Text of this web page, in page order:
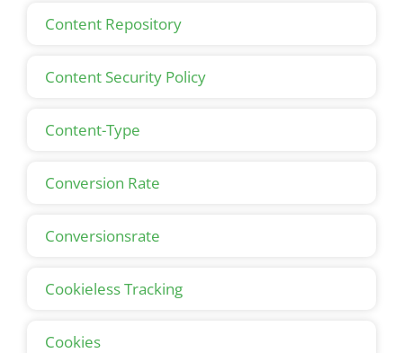
Content Repository
Content Security Policy
Content-Type
Conversion Rate
Conversionsrate
Cookieless Tracking
Cookies